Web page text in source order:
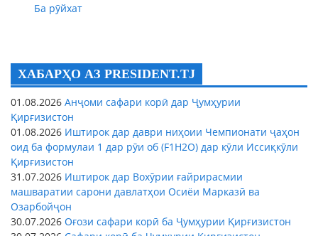
Ба рӯйхат
ХАБАРҲО АЗ PRESIDENT.TJ
01.08.2026 Анҷоми сафари корӣ дар Ҷумҳурии
Қирғизистон
01.08.2026 Иштирок дар даври ниҳоии Чемпионати ҷаҳон
оид ба формулаи 1 дар рӯи об (F1H2O) дар кӯли Иссиқкӯли
Қирғизистон
31.07.2026 Иштирок дар Вохӯрии ғайрирасмии
машваратии сарони давлатҳои Осиёи Марказӣ ва
Озарбойҷон
30.07.2026 Оғози сафари корӣ ба Ҷумҳурии Қирғизистон